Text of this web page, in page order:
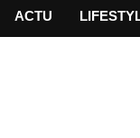
ACTU